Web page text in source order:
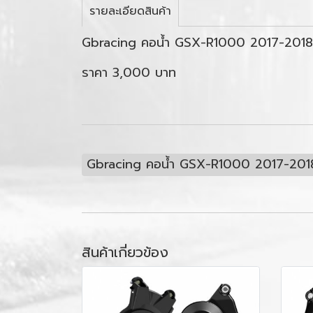
รายละเอียดสินค้า
Gbracing คอน้ำ GSX-R1000 2017-2018
ราคา 3,000 บาท
Gbracing คอน้ำ GSX-R1000 2017-
สินค้าเกี่ยวข้อง